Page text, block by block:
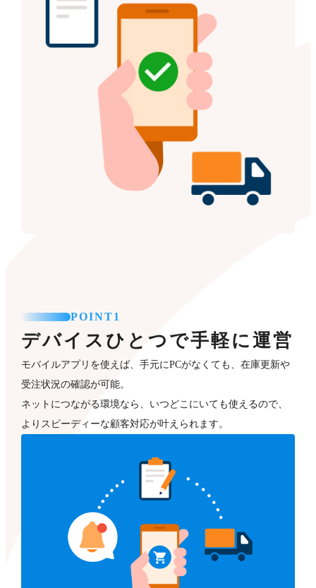
POINT1
デバイスひとつで手軽に運営
モバイルアプリを使えば、手元にPCがなくても、在庫更新や
受注状況の確認が可能。
ネットにつながる環境なら、いつどこにいても使えるので、
よりスピーディーな顧客対応が叶えられます。